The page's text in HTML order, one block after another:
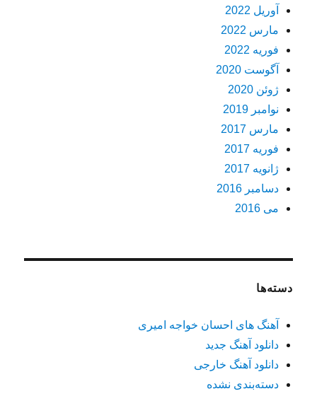
آوریل 2022
مارس 2022
فوریه 2022
آگوست 2020
ژوئن 2020
نوامبر 2019
مارس 2017
فوریه 2017
ژانویه 2017
دسامبر 2016
می 2016
دسته‌ها
آهنگ های احسان خواجه امیری
دانلود آهنگ جدید
دانلود آهنگ خارجی
دسته‌بندی نشده